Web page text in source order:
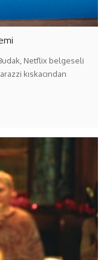
Netflix belgeseli
kıskacından